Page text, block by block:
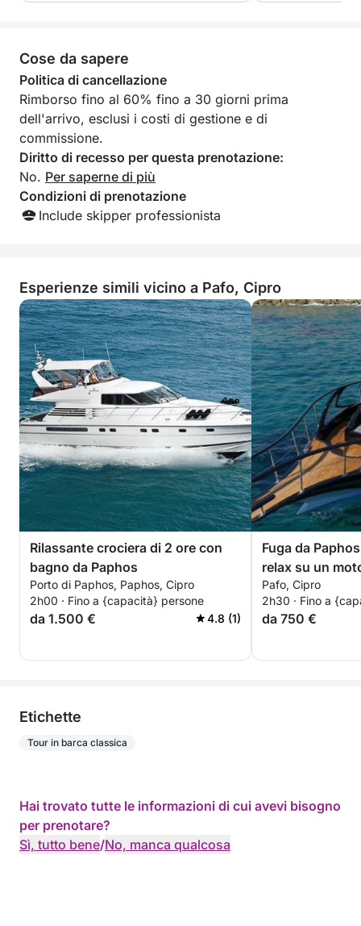
Menù:
– Pollo alla griglia, patate al cartoccio, riso con
verdure, pasta maccheroni, insalata, frutta di
stagione.
Cose da sapere
Politica di cancellazione
Rimborso fino al 60% fino a 30 giorni prima
dell'arrivo, esclusi i costi di gestione e di
commissione.
Diritto di recesso per questa prenotazione:
No. Per saperne di più
Condizioni di prenotazione
Include skipper professionista
Esperienze simili vicino a Pafo, Cipro
Rilassante crociera di 2 ore con
bagno da Paphos
Porto di Paphos, Paphos, Cipro
2h00 · Fino a {capacità} persone
da 1.500 € 4.8 (1)
Fuga da
relax su un
Pafo, Cipro
2h30 · Fino a
da 750 €
Etichette
Tour in barca classica
Hai trovato tutte le informazioni di cui avevi bisogno
per prenotare?
Sì, tutto bene/No, manca qualcosa